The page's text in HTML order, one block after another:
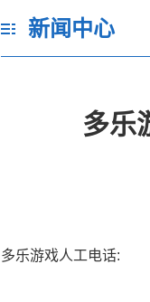
新闻中心
多乐
多乐游戏人工电话: